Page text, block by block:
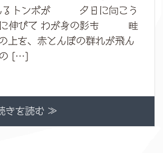
トンボが 夕日に向こう
伸びて わが身の影も 畦
上を、赤とんぼの群れが飛ん
の […]
きを読む ≫